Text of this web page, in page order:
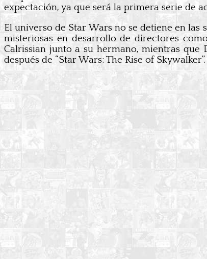
expectación, ya que será la primera serie de
El universo de Star Wars no se detiene en las
misteriosas en desarrollo de directores
Calrissian junto a su hermano, mientras que
después de “Star Wars: The Rise of Skywalker”.